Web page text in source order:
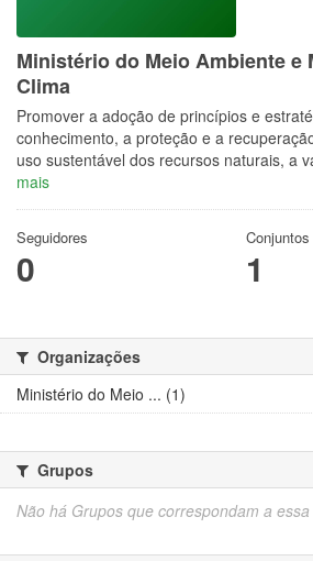
Ministério do Meio Ambiente e
Clima
Promover a adoção de princípios e
conhecimento, a proteção e a
uso sustentável dos recursos naturais, a
mais
Seguidores
0 1
Organizações
Ministério do Meio ... (1)
Grupos
Não há Grupos que correspondam a essa